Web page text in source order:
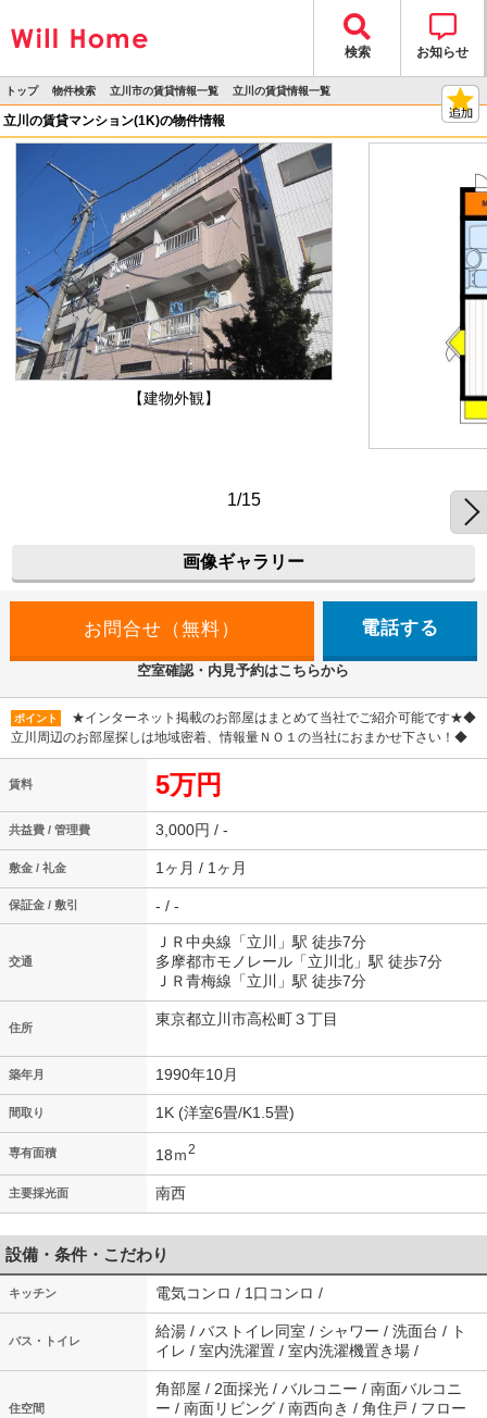
検索 お知らせ
トップ
>
物件検索
>
立川市の賃貸情報一覧
>
立川の賃貸情報一覧
立川の賃貸マンション(1K)の物件情報
【建物外観】
1/15
画像ギャラリー
電話する
空室確認・内見予約はこちらから
ポイント
★インターネット掲載のお部屋はまとめて当社でご紹介可能です★◆
立川周辺のお部屋探しは地域密着、情報量ＮＯ１の当社におまかせ下さい！◆
賃料 5万円
共益費 / 管理費 3,000円 / -
敷金 / 礼金 1ヶ月 / 1ヶ月
保証金 / 敷引 - / -
交通
ＪＲ中央線「立川」駅 徒歩7分
多摩都市モノレール「立川北」駅 徒歩7分
ＪＲ青梅線「立川」駅 徒歩7分
住所 東京都立川市高松町３丁目
築年月 1990年10月
間取り 1K (洋室6畳/K1.5畳)
専有面積 18ｍ2
主要採光面 南西
設備・条件・こだわり
キッチン 電気コンロ / 1口コンロ /
バス・トイレ
給湯 / バストイレ同室 / シャワー / 洗面台 / ト
イレ / 室内洗濯置 / 室内洗濯機置き場 /
住空間
角部屋 / 2面採光 / バルコニー / 南面バルコニ
ー / 南面リビング / 南西向き / 角住戸 / フロー